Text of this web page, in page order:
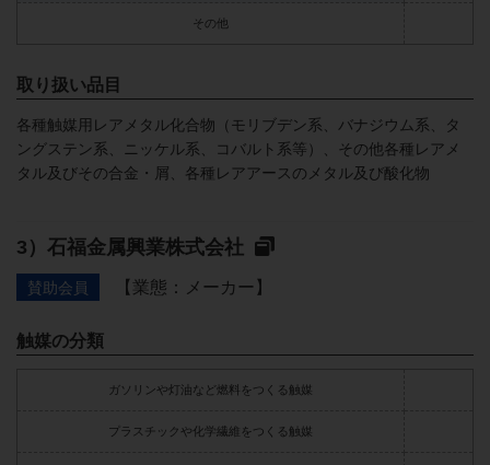
その他
取り扱い品目
各種触媒用レアメタル化合物（モリブデン系、バナジウム系、タ
ングステン系、ニッケル系、コバルト系等）、その他各種レアメ
タル及びその合金・屑、各種レアアースのメタル及び酸化物
石福金属興業株式会社
賛助会員 【業態：メーカー】
触媒の分類
ガソリンや灯油など燃料をつくる触媒
プラスチックや化学繊維をつくる触媒